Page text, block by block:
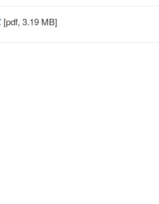
[pdf, 3.19 MB]